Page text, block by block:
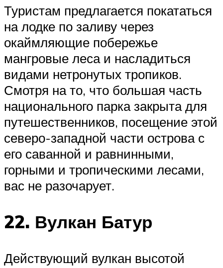
Туристам предлагается покататься
на лодке по заливу через
окаймляющие побережье
мангровые леса и насладиться
видами нетронутых тропиков.
Смотря на то, что большая часть
национального парка закрыта для
путешественников, посещение этой
северо-западной части острова с
его саванной и равнинными,
горными и тропическими лесами,
вас не разочарует.
22. Вулкан Батур
Действующий вулкан высотой